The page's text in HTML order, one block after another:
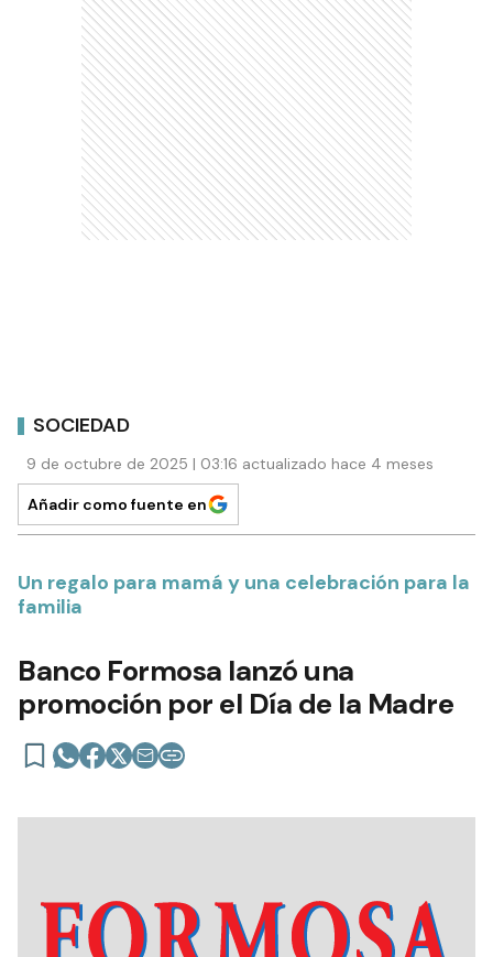
SOCIEDAD
9 de octubre de 2025 | 03:16 actualizado hace 4 meses
Añadir como fuente en
Un regalo para mamá y una celebración para la
familia
Banco Formosa lanzó una
promoción por el Día de la Madre